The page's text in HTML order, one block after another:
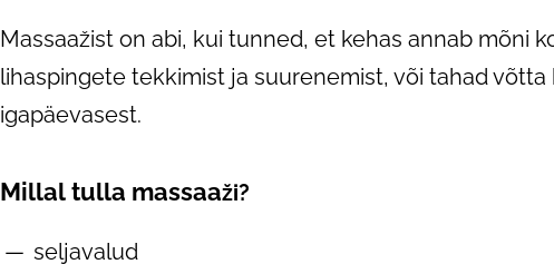
Massaažist on abi, kui tunned, et kehas annab mõni
lihaspingete tekkimist ja suurenemist, või tahad
igapäevasest.
Millal tulla massaaži?
seljavalud